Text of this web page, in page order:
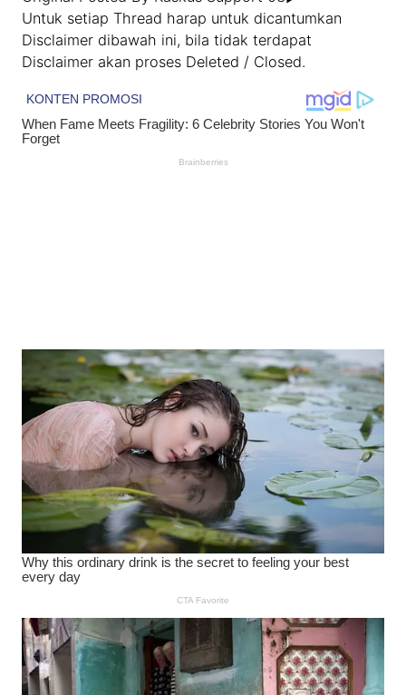
Untuk setiap Thread harap untuk dicantumkan
Disclaimer dibawah ini, bila tidak terdapat
Disclaimer akan proses Deleted / Closed.